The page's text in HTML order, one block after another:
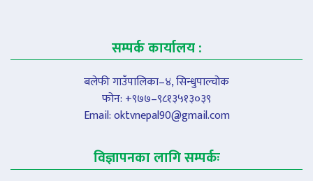
सम्पर्क कार्यालय :
बलेफी गाउँपालिका–४, सिन्धुपाल्चोक
फोन: +९७७–९८१३५१३०३९
Email:oktvnepal90@gmail.com
विज्ञापनका लागि सम्पर्कः